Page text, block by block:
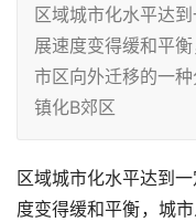
区域城市化水平达
展速度变得缓和平
市区向外迁移的一
镇化B郊区
区域城市化水平达到
度变得缓和平衡，城